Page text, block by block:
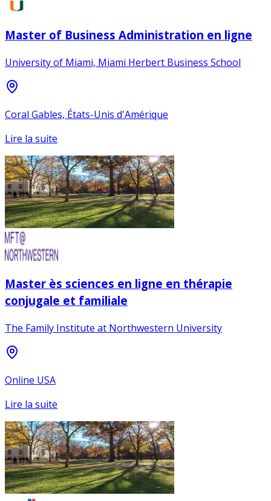
Master of Business Administration en ligne
University of Miami, Miami Herbert Business School
Coral Gables, États-Unis d'Amérique
Lire la suite
Master ès sciences en ligne en thérapie
conjugale et familiale
The Family Institute at Northwestern University
Online USA
Lire la suite